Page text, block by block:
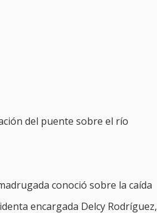
del puente sobre el río
conoció sobre la caída
encargada Delcy Rodríguez,